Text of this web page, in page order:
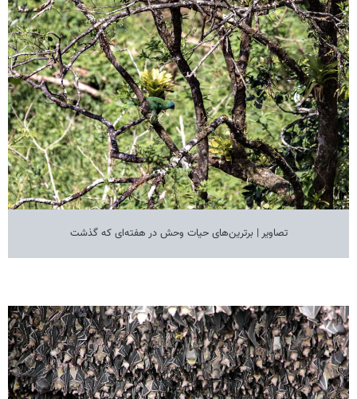
تصاویر | برترین‌های حیات وحش در هفته‌ای که گذشت